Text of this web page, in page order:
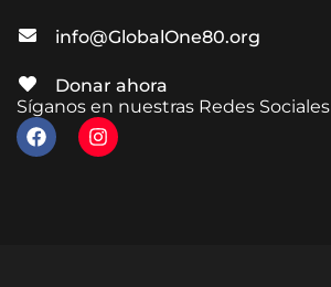
info@GlobalOne80.org
Donar ahora
Síganos en nuestras Redes Sociales